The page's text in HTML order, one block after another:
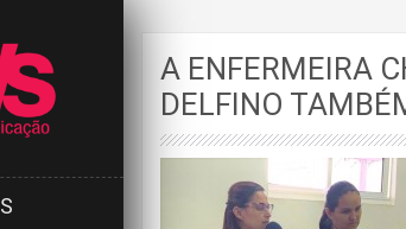
A ENFERMEIRA
DELFINO